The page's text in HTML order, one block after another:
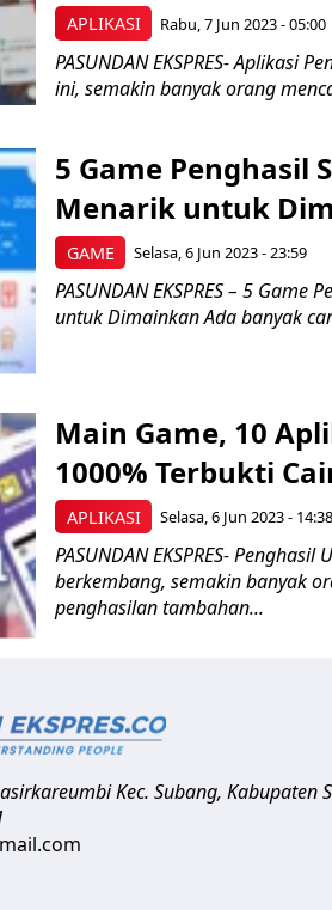
APLIKASI Rabu, 7 Jun 2023 - 05:00
PASUNDAN EKSPRES- Aplikasi
ini, semakin banyak orang
GAME
5 Game Penghasil
Menarik untuk
Selasa, 6 Jun 2023 - 23:59
PASUNDAN EKSPRES – 5
untuk Dimainkan Ada banyak
APLIKASI
Main Game, 10
1000% Terbukti
Selasa, 6 Jun 2023 - 14:38
PASUNDAN EKSPRES-
berkembang, semakin banyak
penghasilan tambahan...
Kec. Subang, Kabupaten